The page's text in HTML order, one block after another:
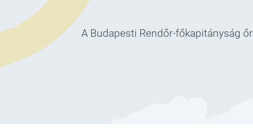
A Budapesti Rendőr-főkapitányság